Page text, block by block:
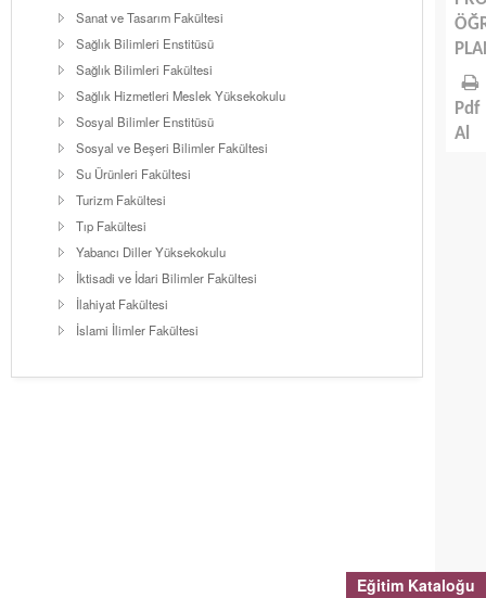
Eğitim Kataloğu
Sanat ve Tasarım Fakültesi
Sağlık Bilimleri Enstitüsü
Sağlık Bilimleri Fakültesi
Sağlık Hizmetleri Meslek Yüksekokulu
Sosyal Bilimler Enstitüsü
Sosyal ve Beşeri Bilimler Fakültesi
Su Ürünleri Fakültesi
Turizm Fakültesi
Tıp Fakültesi
Yabancı Diller Yüksekokulu
İktisadi ve İdari Bilimler Fakültesi
İlahiyat Fakültesi
İslami İlimler Fakültesi
Pdf
Al